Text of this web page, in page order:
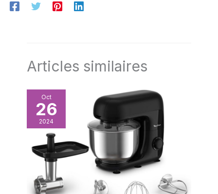
Articles similaires
Oct
26
2024